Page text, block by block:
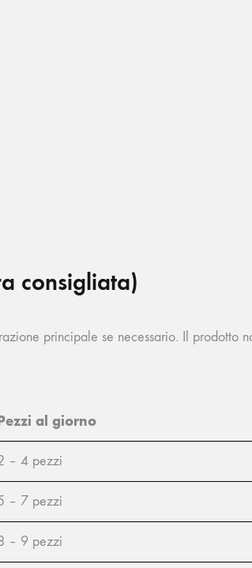
consigliata)
principale se necessario. Il prodotto
al giorno
– 4 pezzi
– 7 pezzi
– 9 pezzi